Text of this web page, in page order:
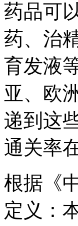
药品可
药、治
育发液
亚、欧
递到这
通关率
根据《
定义：